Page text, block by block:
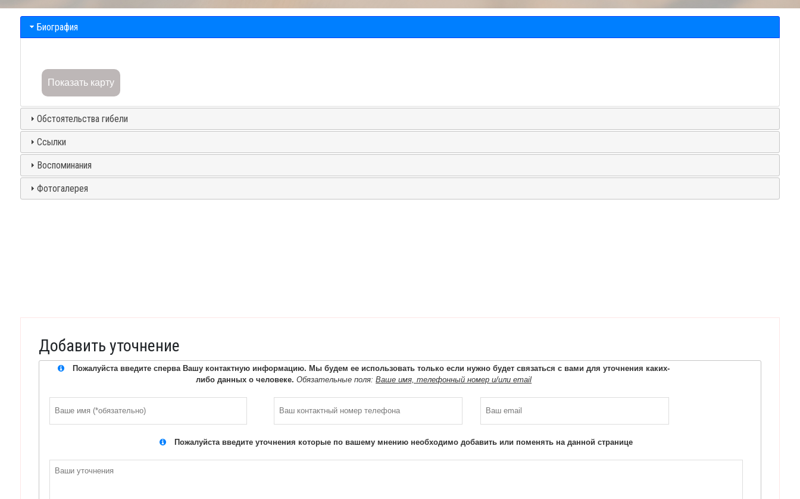
Биография
Показать карту
Обстоятельства гибели
Ссылки
Воспоминания
Фотогалерея
Добавить уточнение
Пожалуйста введите сперва Вашу контактную информацию. Мы будем ее использовать только если нужно будет связаться с вами для уточнения каких-
либо данных о человеке. Обязательные поля:Ваше имя, телефонный номер и/или email
Пожалуйста введите уточнения которые по вашему мнению необходимо добавить или поменять на данной странице